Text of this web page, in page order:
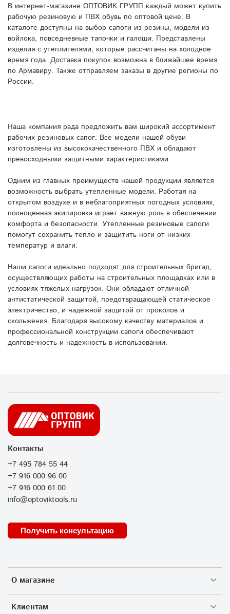
В интернет-магазине ОПТОВИК ГРУПП каждый может купить
рабочую резиновую и ПВХ обувь по оптовой цене. В
каталоге доступны на выбор сапоги из резины, модели из
войлока, повседневные тапочки и галоши. Представлены
изделия с утеплителями, которые рассчитаны на холодное
время года. Доставка покупок возможна в ближайшее время
по Армавиру. Также отправляем заказы в другие регионы по
России.
Наша компания рада предложить вам широкий ассортимент
рабочих резиновых сапог. Все модели нашей обуви
изготовлены из высококачественного ПВХ и обладают
превосходными защитными характеристиками.
Одним из главных преимуществ нашей продукции является
возможность выбрать утепленные модели. Работая на
открытом воздухе и в неблагоприятных погодных условиях,
полноценная экипировка играет важную роль в обеспечении
комфорта и безопасности. Утепленные резиновые сапоги
помогут сохранить тепло и защитить ноги от низких
температур и влаги.
Наши сапоги идеально подходят для строительных бригад,
осуществляющих работы на строительных площадках или в
условиях тяжелых нагрузок. Они обладают отличной
антистатической защитой, предотвращающей статическое
электричество, и надежной защитой от проколов и
скольжения. Благодаря высокому качеству материалов и
профессиональной конструкции сапоги обеспечивают
долговечность и надежность в использовании.
О магазине
Клиентам
Контакты
+7 495 784 55 44
+7 916 000 96 00
+7 916 000 61 00
info@optoviktools.ru
Получить консультацию